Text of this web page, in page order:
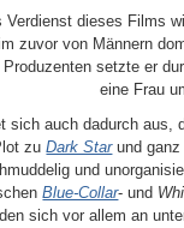
dieses Films
zuvor von Männern
Produzenten setzte er
eine Frau
sich auch dadurch
zuDark Starund ganz
und
Blue-Collar- und
sich vor allem an